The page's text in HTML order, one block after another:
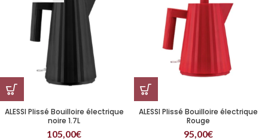
ALESSI Plissé Bouilloire électrique
noire 1.7L
105,00€
ALESSI Plissé Bouilloire électrique
Rouge
95,00€